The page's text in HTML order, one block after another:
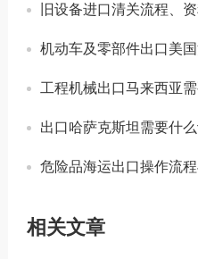
旧设备进口清关流程、
机动车及零部件出口美国注意
工程机械出口马来西亚
出口哈萨克斯坦需要什么
危险品海运出口操作流
相关文章